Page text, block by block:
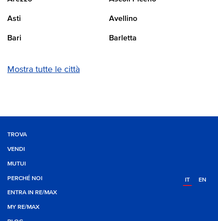
Asti Avellino
Bari Barletta
Mostra tutte le città
TROVA
VENDI
MUTUI
PERCHÉ NOI
ENTRA IN RE/MAX
MY RE/MAX
IT EN